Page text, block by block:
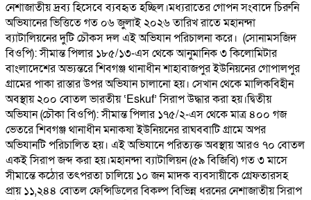
নেশাজাতীয় দ্রব্য হিসেবে ব্যবহৃত হচ্ছিল। ​মধ্যরাতের গোপন সংবাদে চিরুনি
অভিযানের ভিত্তিতে গত ০৬ জুলাই ২০২৬ তারিখ রাতে মহানন্দা
ব্যাটালিয়নের দুটি চৌকস দল এই অভিযান পরিচালনা করে। ​ (সোনামসজিদ
বিওপি): সীমান্ত পিলার ১৮৫/১৩-এস থেকে আনুমানিক ৩ কিলোমিটার
বাংলাদেশের অভ্যন্তরে শিবগঞ্জ থানাধীন শাহাবাজপুর ইউনিয়নের গোপালপুর
গ্রামের পাকা রাস্তার উপর অভিযান চালানো হয়। সেখান থেকে মালিকবিহীন
অবস্থায় ২০০ বোতল ভারতীয় ‘Eskuf’ সিরাপ উদ্ধার করা হয়। ​দ্বিতীয়
অভিযান (চৌকা বিওপি): সীমান্ত পিলার ১৭৫/২-এস থেকে মাত্র ৪০০ গজ
ভেতরে শিবগঞ্জ থানাধীন মনাকষা ইউনিয়নের রাঘববাটি গ্রামে অপর
অভিযানটি পরিচালিত হয়। এই অভিযানে পরিত্যক্ত অবস্থায় আরও ৭০ বোতল
একই সিরাপ জব্দ করা হয়। ​ মহানন্দা ব্যাটালিয়ন (৫৯ বিজিবি) গত ৩ মাসে
সীমান্তে কঠোর তৎপরতা চালিয়ে ১০ জন মাদক ব্যবসায়ীকে গ্রেফতারসহ
প্রায় ১১,২৪৪ বোতল ফেন্সিডিলের বিকল্প বিভিন্ন ধরনের নেশাজাতীয় সিরাপ